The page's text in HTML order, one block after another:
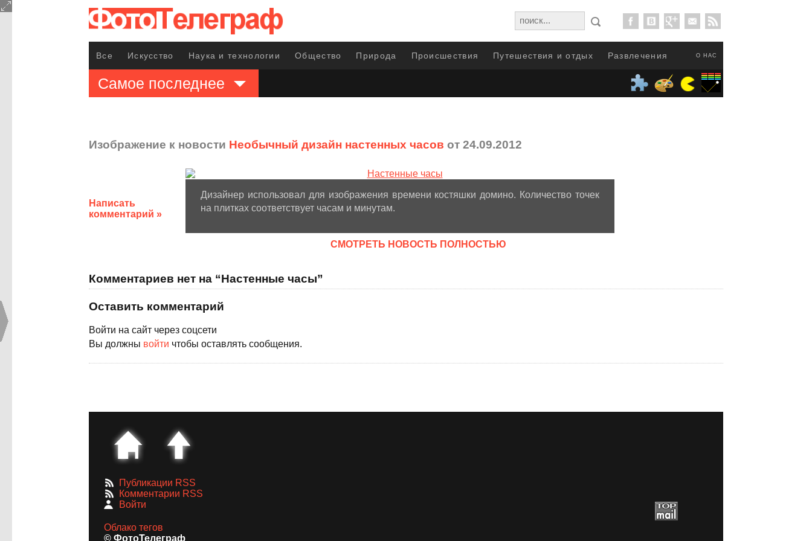
О НАС
Все Искусство Наука и технологии Общество Природа Происшествия Путешествия и отдых Развлечения
Самое последнее
Изображение к новости Необычный дизайн настенных часов от 24.09.2012
Написать
комментарий »
Дизайнер использовал для изображения времени костяшки домино. Количество точек
на плитках соответствует часам и минутам.
CМОТРЕТЬ НОВОСТЬ ПОЛНОСТЬЮ
Комментариев нет на “Настенные часы”
Оставить комментарий
Войти на сайт через соцсети
Вы должны войти чтобы оставлять сообщения.
Публикации RSS
Комментарии RSS
Войти
Облако тегов
© ФотоТелеграф